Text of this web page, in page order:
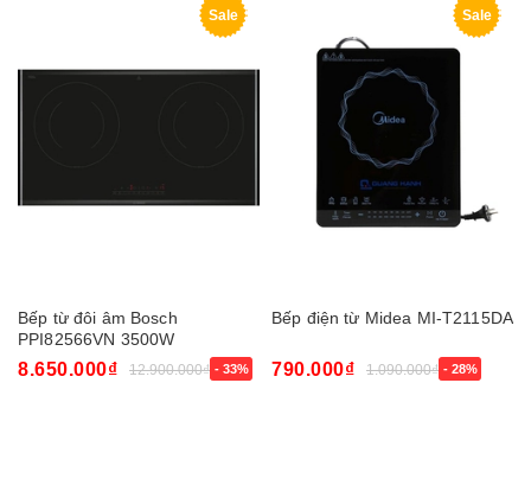
Sale
Bếp từ đôi âm Bosch
PPI82566VN 3500W
8.650.000₫ 12.900.000₫ - 33%
Sale
Bếp điện từ Midea MI-T2115DA
790.000₫ 1.090.000₫ - 28%